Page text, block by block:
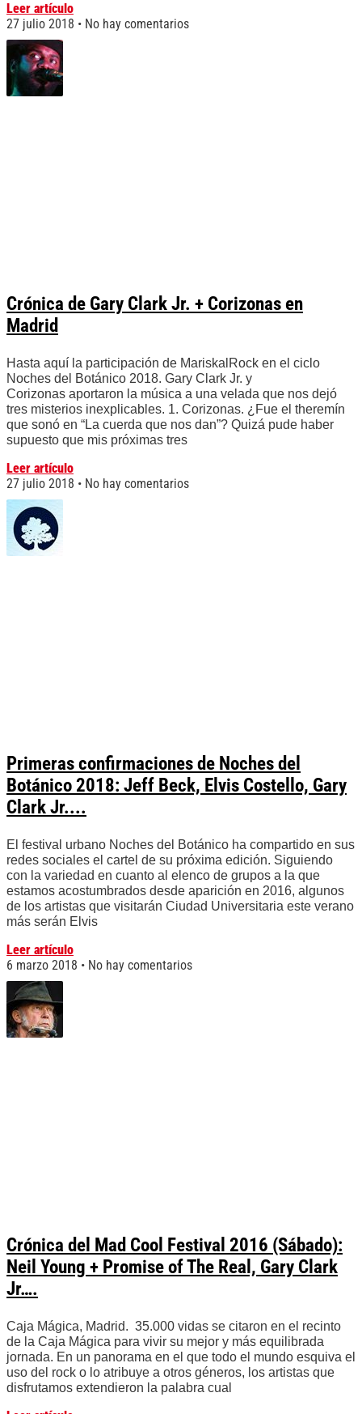
Leer artículo
27 julio 2018
No hay comentarios
Crónica de Gary Clark Jr. + Corizonas en
Madrid
Hasta aquí la participación de MariskalRock en el ciclo
Noches del Botánico 2018. Gary Clark Jr. y
Corizonas aportaron la música a una velada que nos dejó
tres misterios inexplicables. 1. Corizonas. ¿Fue el theremín
que sonó en “La cuerda que nos dan”? Quizá pude haber
supuesto que mis próximas tres
Leer artículo
27 julio 2018
No hay comentarios
Primeras confirmaciones de Noches del
Botánico 2018: Jeff Beck, Elvis Costello, Gary
Clark Jr....
El festival urbano Noches del Botánico ha compartido en sus
redes sociales el cartel de su próxima edición. Siguiendo
con la variedad en cuanto al elenco de grupos a la que
estamos acostumbrados desde aparición en 2016, algunos
de los artistas que visitarán Ciudad Universitaria este verano
más serán Elvis
Leer artículo
6 marzo 2018
No hay comentarios
Crónica del Mad Cool Festival 2016 (Sábado):
Neil Young + Promise of The Real, Gary Clark
Jr….
Caja Mágica, Madrid. 35.000 vidas se citaron en el recinto
de la Caja Mágica para vivir su mejor y más equilibrada
jornada. En un panorama en el que todo el mundo esquiva el
uso del rock o lo atribuye a otros géneros, los artistas que
disfrutamos extendieron la palabra cual